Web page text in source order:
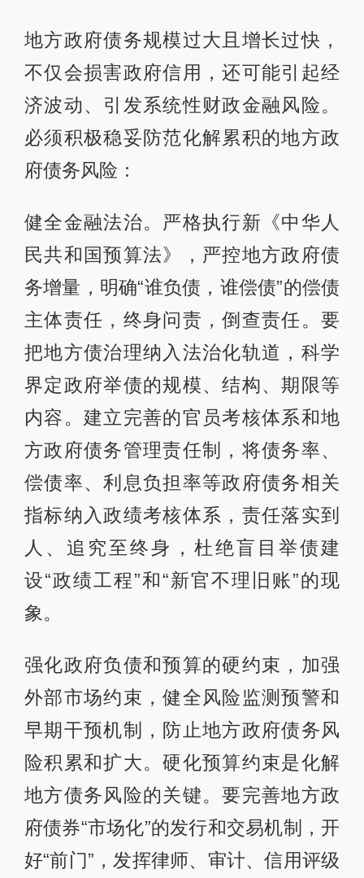
地方政府债务规模过大且增长过快，
不仅会损害政府信用，还可能引起经
济波动、引发系统性财政金融风险。
必须积极稳妥防范化解累积的地方政
府债务风险：
健全金融法治。严格执行新《中华人
民共和国预算法》，严控地方政府债
务增量，明确“谁负债，谁偿债”的偿债
主体责任，终身问责，倒查责任。要
把地方债治理纳入法治化轨道，科学
界定政府举债的规模、结构、期限等
内容。建立完善的官员考核体系和地
方政府债务管理责任制，将债务率、
偿债率、利息负担率等政府债务相关
指标纳入政绩考核体系，责任落实到
人、追究至终身，杜绝盲目举债建
设“政绩工程”和“新官不理旧账”的现
象。
强化政府负债和预算的硬约束，加强
外部市场约束，健全风险监测预警和
早期干预机制，防止地方政府债务风
险积累和扩大。硬化预算约束是化解
地方债务风险的关键。要完善地方政
府债券“市场化”的发行和交易机制，开
好“前门”，发挥律师、审计、信用评级